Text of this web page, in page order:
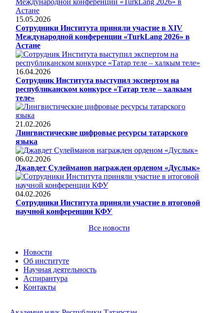
15.05.2026
Сотрудники Института приняли участие в XIV
Международной конференции «TurkLang 2026» в
Астане
16.04.2026
Сотрудник Института выступил экспертом на
республиканском конкурсе «Татар теле – халкым
теле»
21.02.2026
Лингвистические цифровые ресурсы татарского
языка
06.02.2026
Джавдет Сулейманов награжден орденом «Дуслык»
04.02.2026
Сотрудники Института приняли участие в итоговой
научной конференции КФУ
Все новости
Новости
Об институте
Научная деятельность
Аспирантура
Контакты